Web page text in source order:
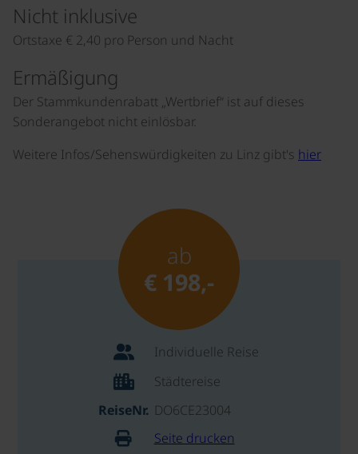
Nicht inklusive
Ortstaxe € 2,40 pro Person und Nacht
Ermäßigung
Der Stammkundenrabatt „Wertbrief“ ist auf dieses
Sonderangebot nicht einlösbar.
Weitere Infos/Sehenswürdigkeiten zu Linz gibt's hier
ab
€ 198,-
Individuelle Reise
Städtereise
ReiseNr. DO6CE23004
Seite drucken